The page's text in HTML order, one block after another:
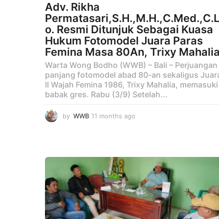
Adv. Rikha
Permatasari,S.H.,M.H.,C.Med.,C.L
o. Resmi Ditunjuk Sebagai Kuasa
Hukum Fotomodel Juara Paras
Femina Masa 80An, Trixy
Warta Wong Bodho (WWB) – Bali – Perjuangan
panjang fotomodel abad 80-an sekaligus
II Wajah Femina 1986, Trixy Mahalia, memasuki
babak gres. Rabu (3/9) Setelah...
by WWB 11 months ago
s
a
g
o